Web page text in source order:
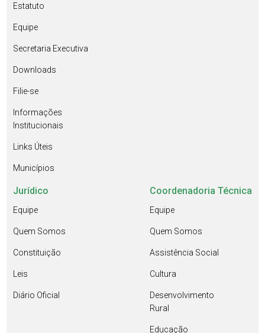
Estatuto
Equipe
Secretaria Executiva
Downloads
Filie-se
Informações
Institucionais
Links Úteis
Municípios
Jurídico
Equipe
Quem Somos
Constituição
Leis
Diário Oficial
Coordenadoria Técnica
Equipe
Quem Somos
Assistência Social
Cultura
Desenvolvimento
Rural
Educação